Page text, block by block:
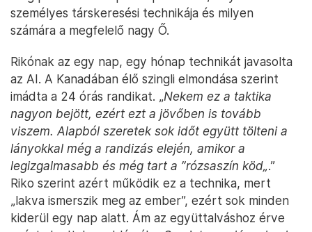
személyes társkeresési technikája és milyen
számára a megfelelő nagy Ő.
Rikónak az egy nap, egy hónap technikát javasolta
az AI. A Kanadában élő szingli elmondása szerint
imádta a 24 órás randikat. „Nekem ez a taktika
nagyon bejött, ezért ezt a jövőben is tovább
viszem. Alapból szeretek sok időt együtt tölteni a
lányokkal még a randizás elején, amikor a
legizgalmasabb és még tart a ”rózsaszín köd„.”
Riko szerint azért működik ez a technika, mert
„lakva ismerszik meg az ember”, ezért sok minden
kiderül egy nap alatt. Ám az együttalváshoz érve